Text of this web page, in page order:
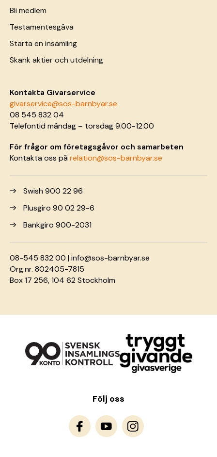
Bli medlem
Testamentesgåva
Starta en insamling
Skänk aktier och utdelning
Kontakta Givarservice
givarservice@sos-barnbyar.se
08 545 832 04
Telefontid måndag – torsdag 9.00-12.00
För frågor om företagsgåvor och samarbeten
Kontakta oss pårelation@sos-barnbyar.se
Swish 900 22 96
Plusgiro 90 02 29-6
Bankgiro 900-2031
08-545 832 00 |info@sos-barnbyar.se
Org.nr. 802405-7815
Box 17 256, 104 62 Stockholm
Följ oss